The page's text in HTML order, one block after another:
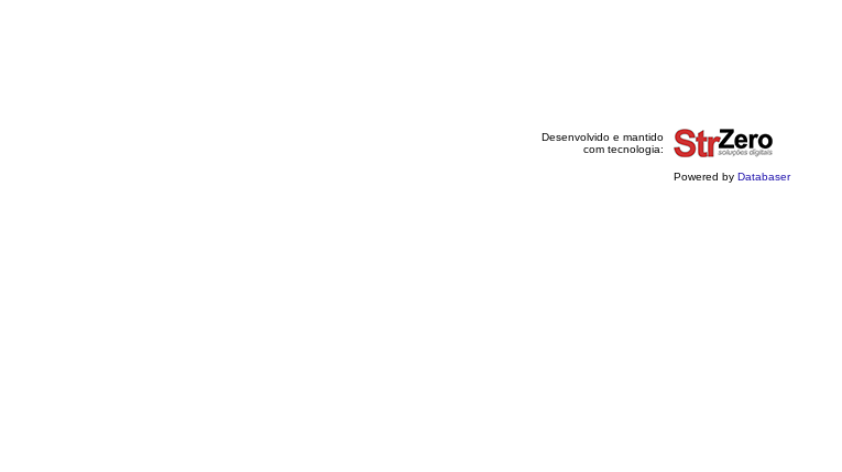
Desenvolvido e mantido
com tecnologia:
Powered by Databaser